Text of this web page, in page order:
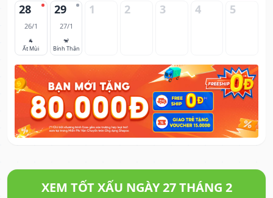
28
26/1
🐐
Ất Mùi
29
27/1
🐒
Bính Thân
1 2 3 4 5
XEM TỐT XẤU NGÀY 27 THÁNG 2